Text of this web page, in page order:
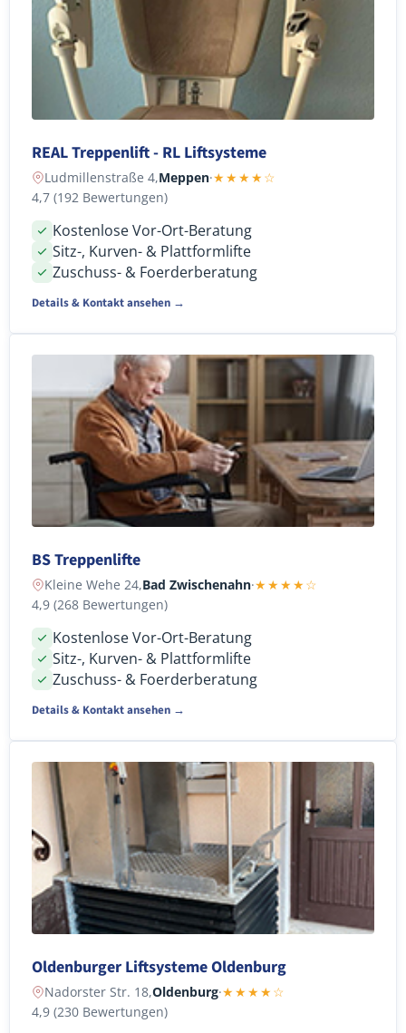
REAL Treppenlift - RL Liftsysteme
Ludmillenstraße 4,Meppen·★★★★☆
4,7 (192 Bewertungen)
Kostenlose Vor-Ort-Beratung
Sitz-, Kurven- & Plattformlifte
Zuschuss- & Foerderberatung
Details & Kontakt ansehen →
BS Treppenlifte
Kleine Wehe 24,Bad Zwischenahn·★★★★☆
4,9 (268 Bewertungen)
Kostenlose Vor-Ort-Beratung
Sitz-, Kurven- & Plattformlifte
Zuschuss- & Foerderberatung
Details & Kontakt ansehen →
Oldenburger Liftsysteme Oldenburg
Nadorster Str. 18,Oldenburg·★★★★☆
4,9 (230 Bewertungen)